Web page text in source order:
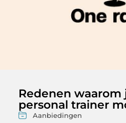
Redenen waarom
personal trainer
Aanbiedingen